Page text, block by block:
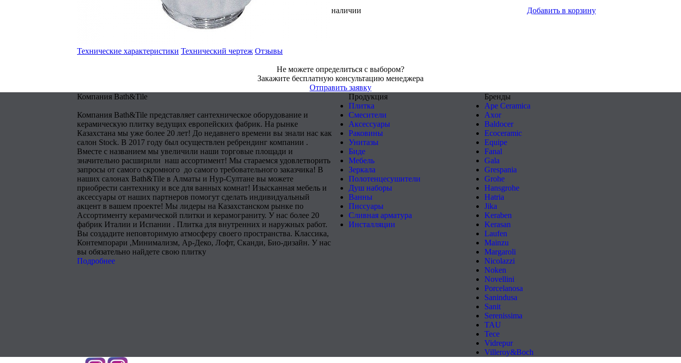
В наличии Добавить в корзину
Технические характеристики Технический чертеж Отзывы
Не можете определиться с выбором?
Закажите бесплатную консультацию менеджера
Отправить заявку
Компания Bath&Tile
Компания Bath&Tile представляет сантехническое оборудование и
керамическую плитку ведущих европейских фабрик. На рынке
Казахстана мы уже более 20 лет! До недавнего времени вы знали нас как
салон Stock. В 2017 году был осуществлен ребрендинг компании .
Вместе с названием мы увеличили наши торговые площади и
значительно расширили наш ассортимент! Мы стараемся удовлетворить
запросы от самого скромного до самого требовательного заказчика! В
наших салонах Bath&Tile в Алматы и Нур-Султане вы можете
приобрести сантехнику и все для ванных комнат! Изысканная мебель и
аксессуары от наших партнеров помогут сделать индивидуальный
акцент в вашем проекте! Мы лидеры на Казахстанском рынке по
Ассортименту керамической плитки и керамограниту. У нас более 20
фабрик Италии и Испании . Плитка для внутренних и наружных работ.
Вы создадите неповторимую атмосферу своего пространства. Классика,
Контемпорари ,Минимализм, Ар-Деко, Лофт, Сканди, Био-дизайн. У нас
вы обязательно найдете свою плитку
Подробнее
Продукция
Плитка
Смесители
Аксессуары
Раковины
Унитазы
Биде
Мебель
Зеркала
Полотенцесушители
Душ наборы
Ванны
Писсуары
Сливная арматура
Инсталляции
Бренды
Ape Ceramica
Axor
Baldocer
Ecoceramic
Equipe
Fanal
Gala
Grespania
Grohe
Hansgrohe
Hatria
Jika
Keraben
Kerasan
Laufen
Mainzu
Margaroli
Nicolazzi
Noken
Novellini
Porcelanosa
Sanindusa
Sanit
Serenissima
TAU
Tece
Vidrepur
Villeroy&Boch